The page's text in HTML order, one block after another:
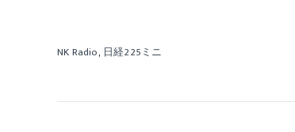
NK Radio 日経225ミニ